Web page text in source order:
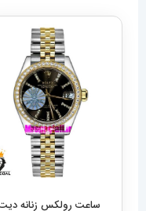
ساعت رولکس زنانه